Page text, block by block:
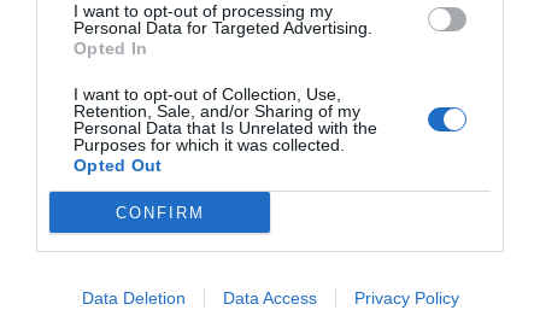
I want to opt-out of processing my
Personal Data for Targeted Advertising.
Opted In
I want to opt-out of Collection, Use,
Retention, Sale, and/or Sharing of my
Personal Data that Is Unrelated with the
Purposes for which it was collected.
Opted Out
CONFIRM
Data Deletion Data Access Privacy Policy
Índex2P
LaLiga
Publicidad
2Playbook Club